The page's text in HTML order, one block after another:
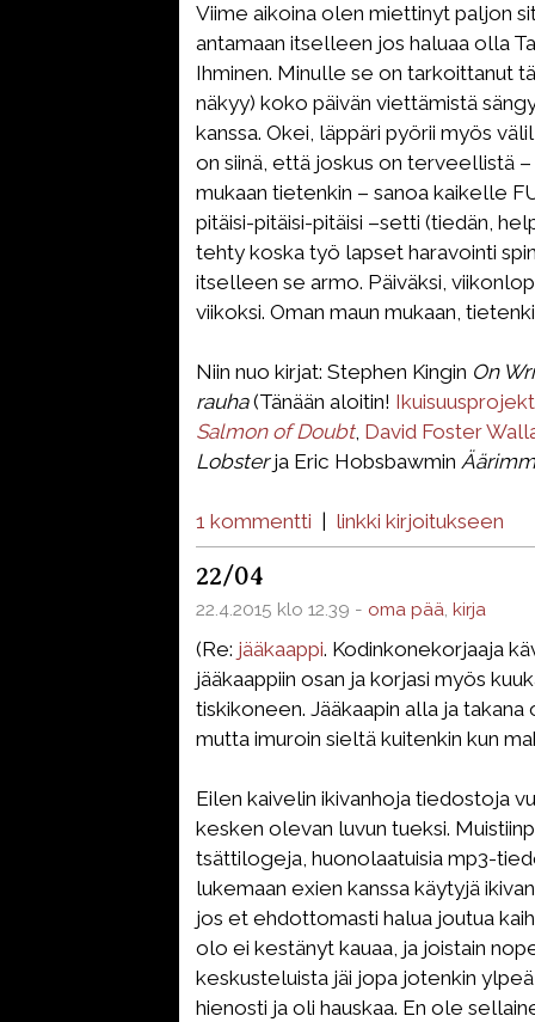
Viime aikoina olen miettinyt paljon
antamaan itselleen jos haluaa olla
Ihminen. Minulle se on tarkoittanut
näkyy) koko päivän viettämistä
kanssa. Okei, läppäri pyörii myös
on siinä, että joskus on terveellistä
mukaan tietenkin – sanoa kaikelle
pitäisi-pitäisi-pitäisi –setti (tiedän,
tehty koska työ lapset haravointi
itselleen se armo. Päiväksi,
viikoksi. Oman maun mukaan,
Niin nuo kirjat: Stephen Kingin On
rauha(Tänään aloitin!
Salmon of Doubt, David Foster
Lobsterja Eric Hobsbawmin
1 kommentti linkki kirjoitukseen
22/04
22.4.2015 klo 12.39 - oma pää, kirja
(Re: jääkaappi. Kodinkonekorjaaja
jääkaappiin osan ja korjasi myös
tiskikoneen. Jääkaapin alla ja
mutta imuroin sieltä kuitenkin kun
Eilen kaivelin ikivanhoja tiedostoja
kesken olevan luvun tueksi.
tsättilogeja, huonolaatuisia mp3-
lukemaan exien kanssa käytyjä
jos et ehdottomasti halua joutua
olo ei kestänyt kauaa, ja joistain
keskusteluista jäi jopa jotenkin
hienosti ja oli hauskaa. En ole